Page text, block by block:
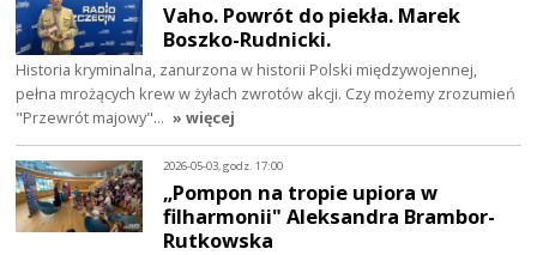
Vaho. Powrót do piekła. Marek
Boszko-Rudnicki.
Historia kryminalna, zanurzona w historii Polski międzywojennej,
pełna mrożących krew w żyłach zwrotów akcji. Czy możemy zrozumień
"Przewrót majowy"… » więcej
2026-05-03, godz. 17:00
„Pompon na tropie upiora w
filharmonii" Aleksandra Brambor-
Rutkowska